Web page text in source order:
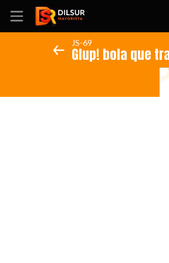
JS-69
Glup! bola que